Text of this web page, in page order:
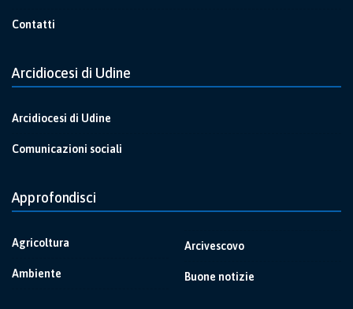
Contatti
Arcidiocesi di Udine
Arcidiocesi di Udine
Comunicazioni sociali
Approfondisci
Agricoltura
Ambiente
Arcivescovo
Buone notizie